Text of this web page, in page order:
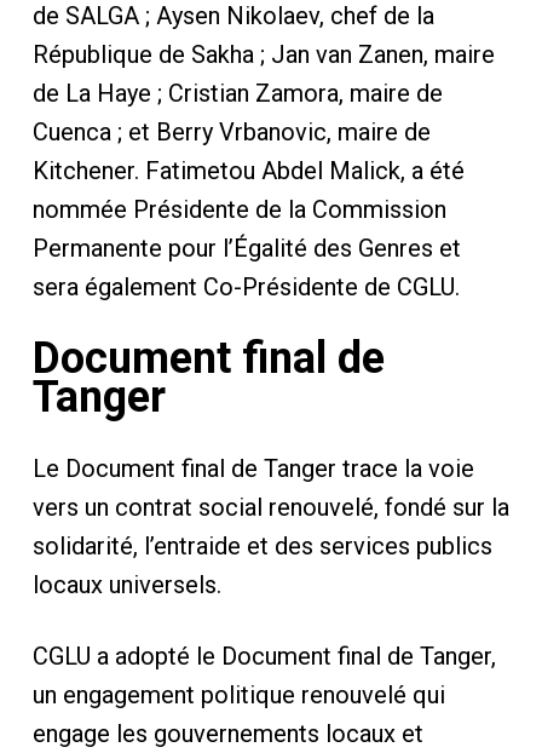
de SALGA ; Aysen Nikolaev, chef de la
République de Sakha ; Jan van Zanen, maire
de La Haye ; Cristian Zamora, maire de
Cuenca ; et Berry Vrbanovic, maire de
Kitchener. Fatimetou Abdel Malick, a été
nommée Présidente de la Commission
Permanente pour l’Égalité des Genres et
sera également Co-Présidente de CGLU.
Document final de
Tanger
Le Document final de Tanger trace la voie
vers un contrat social renouvelé, fondé sur la
solidarité, l’entraide et des services publics
locaux universels.
CGLU a adopté le Document final de Tanger,
un engagement politique renouvelé qui
engage les gouvernements locaux et